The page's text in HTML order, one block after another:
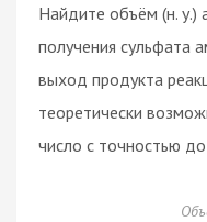
Найдите объём (н.
получения сульфата
выход продукта
теоретически
число с точностью